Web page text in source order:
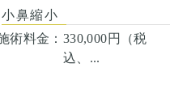
小鼻縮小
術料金： 330,000円（税
込、...